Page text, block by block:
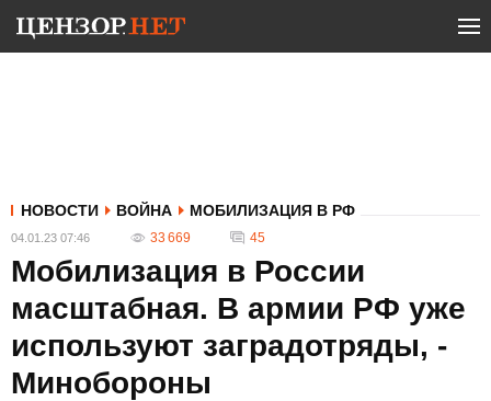
НОВОСТИ ВОЙНА МОБИЛИЗАЦИЯ В РФ
04.01.23 07:46 33 669 45
Мобилизация в России
масштабная. В армии РФ уже
используют заградотряды, -
Минобороны